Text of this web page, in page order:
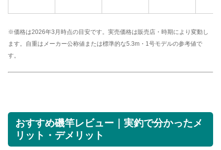
※価格は2026年3月時点の目安です。実売価格は販売店・時期により変動し
ます。自重はメーカー公称値または標準的な5.3m・1号モデルの参考値で
す。
おすすめ磯竿レビュー｜実釣で分かったメ
リット・デメリット